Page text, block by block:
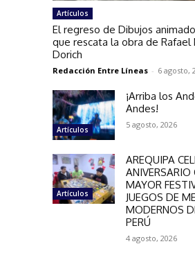
Artículos
El regreso de Dibujos
que rescata la obra de Rafael
Dorich
Redacción Entre Líneas - 6 agosto,
Artículos
¡Arriba los
Andes!
5 agosto, 2026
Artículos
AREQUIPA
ANIVERSARIO
MAYOR
JUEGOS DE
MODERNOS
PERÚ
4 agosto, 2026